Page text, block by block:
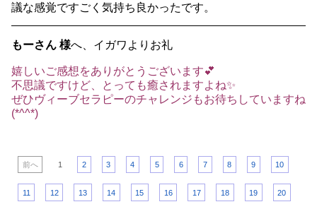
議な感覚ですごく気持ち良かったです。
もーさん 様へ、イガワよりお礼
嬉しいご感想をありがとうございます💕
不思議ですけど、とっても癒されますよね✨
ぜひヴィーブセラピーのチャレンジもお待ちしていますね
(*^^*)
前へ 1 2 3 4 5 6 7 8 9 10
11 12 13 14 15 16 17 18 19 20